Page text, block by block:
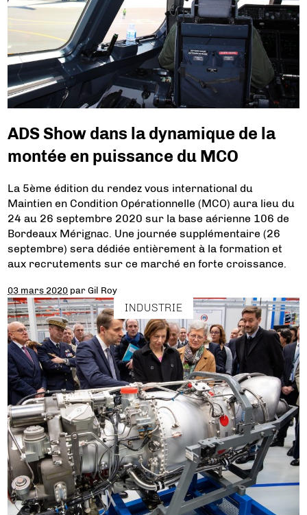
ADS Show dans la dynamique de la
montée en puissance du MCO
La 5ème édition du rendez vous international du
Maintien en Condition Opérationnelle (MCO) aura lieu du
24 au 26 septembre 2020 sur la base aérienne 106 de
Bordeaux Mérignac. Une journée supplémentaire (26
septembre) sera dédiée entièrement à la formation et
aux recrutements sur ce marché en forte croissance.
03 mars 2020 parGil Roy
INDUSTRIE